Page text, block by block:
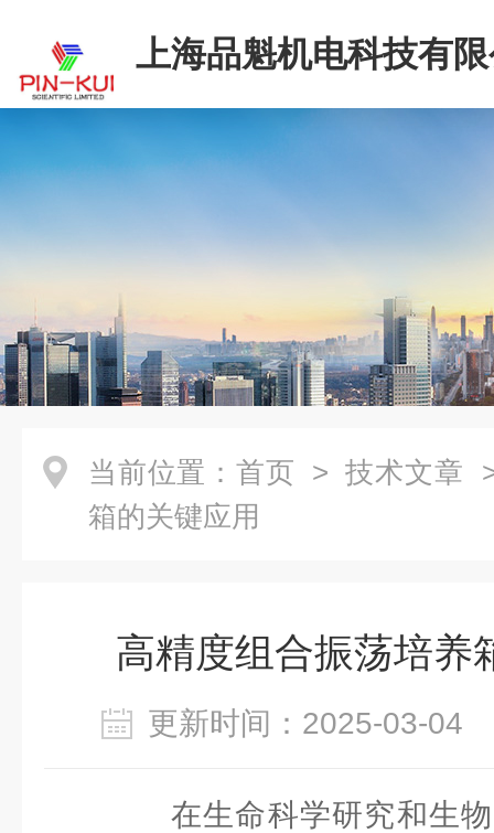
上海品魁机电科技有
当前位置： 首页 > 技术文章
箱的关键应用
高精度组合振荡培养
更新时间：2025-03-
在生命科学研究和生物